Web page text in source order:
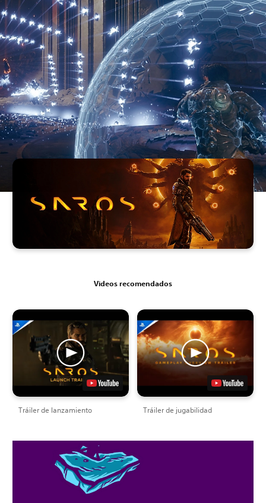
Videos recomendados
Tráiler de lanzamiento Tráiler de jugabilidad